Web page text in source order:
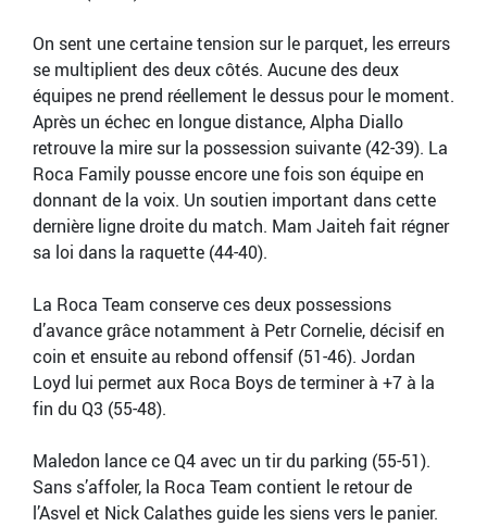
On sent une certaine tension sur le parquet, les erreurs
se multiplient des deux côtés. Aucune des deux
équipes ne prend réellement le dessus pour le moment.
Après un échec en longue distance, Alpha Diallo
retrouve la mire sur la possession suivante (42-39). La
Roca Family pousse encore une fois son équipe en
donnant de la voix. Un soutien important dans cette
dernière ligne droite du match. Mam Jaiteh fait régner
sa loi dans la raquette (44-40).
La Roca Team conserve ces deux possessions
d’avance grâce notamment à Petr Cornelie, décisif en
coin et ensuite au rebond offensif (51-46). Jordan
Loyd lui permet aux Roca Boys de terminer à +7 à la
fin du Q3 (55-48).
Maledon lance ce Q4 avec un tir du parking (55-51).
Sans s’affoler, la Roca Team contient le retour de
l’Asvel et Nick Calathes guide les siens vers le panier.